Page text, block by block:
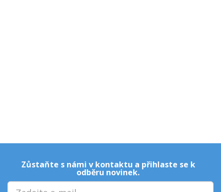
Zůstaňte s námi v kontaktu a přihlaste se k
odběru novinek.